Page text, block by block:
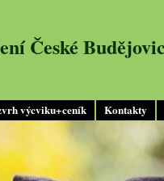
výcviku+ceník Kontakty
České